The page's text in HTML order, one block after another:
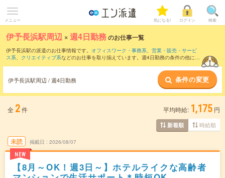
メニュー 気になる! ログイン 検索
伊予長浜駅周辺 ×週4日勤務のお仕事一覧
伊予長浜駅の派遣のお仕事情報です。 オフィスワーク・事務系、 営業・販売・サービ
ス系、 クリエイティブ系などのお仕事を取り揃えています。週4日勤務の条件の他に、
伊予長浜駅周辺 / 週4日勤務 条件の変更
全 2件 平均時給: 1,175 円
新着順 時給順
未読
NEW
掲載日 2026/08/07
【8月～OK！週3日～】ホテルライクな高齢者